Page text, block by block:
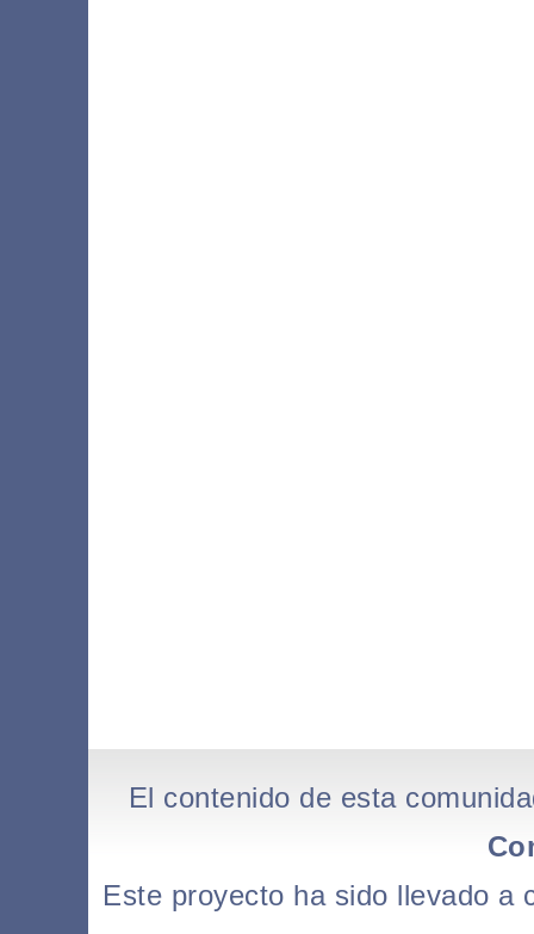
El contenido de esta
Este proyecto ha sido llevado